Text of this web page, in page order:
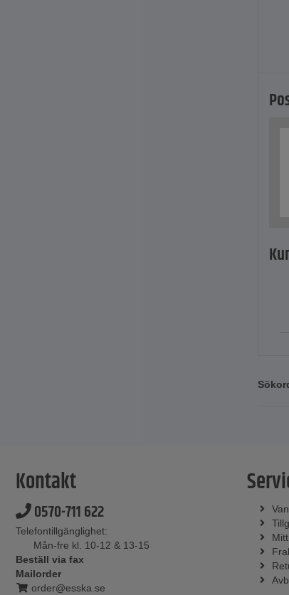
Kontakt
0570-711 622
Telefontillgänglighet:
Mån-fre kl. 10-12 & 13-15
Beställ via fax
Mailorder
order@esska.se